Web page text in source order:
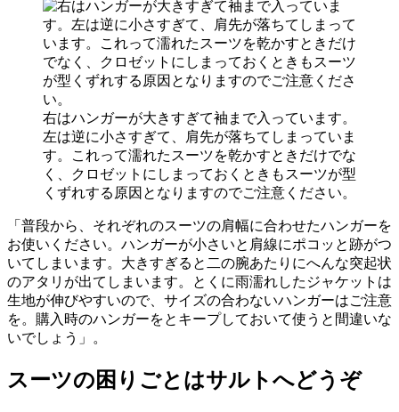
右はハンガーが大きすぎて袖まで入っています。
左は逆に小さすぎて、肩先が落ちてしまっていま
す。これって濡れたスーツを乾かすときだけでな
く、クロゼットにしまっておくときもスーツが型
くずれする原因となりますのでご注意ください。
「普段から、それぞれのスーツの肩幅に合わせたハンガーを
お使いください。ハンガーが小さいと肩線にポコッと跡がつ
いてしまいます。大きすぎると二の腕あたりにへんな突起状
のアタリが出てしまいます。とくに雨濡れしたジャケットは
生地が伸びやすいので、サイズの合わないハンガーはご注意
を。購入時のハンガーをとキープしておいて使うと間違いな
いでしょう」。
スーツの困りごとはサルトへどうぞ